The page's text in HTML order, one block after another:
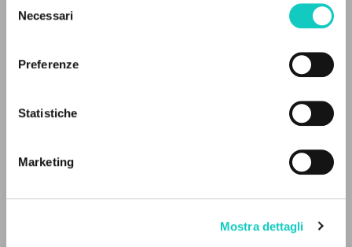
delNecessari
Preferenze
Statistiche
Marketing
Mostra dettagli
22/05/2025
LEGGI IL FULL TEXT NELL'EDIZIONE
DISPONIBILE
2025 - Spirto Gentil: An Invitation to Listen to Great
testi integrali in 5 lingue e percorsi tematici